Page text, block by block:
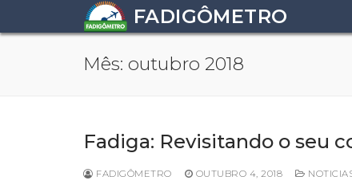
para
FADIGÔMETRO
Mês: outubro 2018
Fadiga: Revisitando o seu
FADIGÔMETRO OUTUBRO 4, 2018